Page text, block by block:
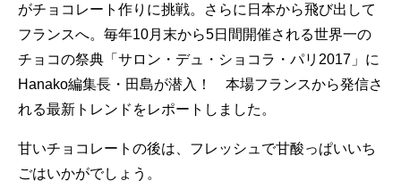
がチョコレート作りに挑戦。さらに日本から飛び出して
フランスへ。毎年10月末から5日間開催される世界一の
チョコの祭典「サロン・デュ・ショコラ・パリ2017」に
Hanako編集長・田島が潜入！ 本場フランスから発信さ
れる最新トレンドをレポートしました。
甘いチョコレートの後は、フレッシュで甘酸っぱいいち
ごはいかがでしょう。